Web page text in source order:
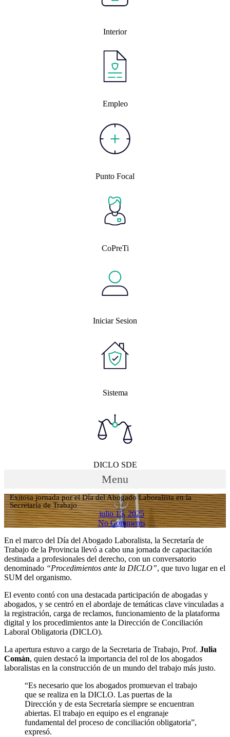
Interior
Empleo
Punto Focal
CoPreTi
Iniciar Sesion
Sistema
DICLO SDE
Menu
Exitosa jornada por el Día del Abogado Laboralista en la
Secretaría de Trabajo
julio 15, 2025
No Comments
En el marco del Día del Abogado Laboralista, la Secretaría de
Trabajo de la Provincia llevó a cabo una jornada de capacitación
destinada a profesionales del derecho, con un conversatorio
denominado “Procedimientos ante la DICLO”, que tuvo lugar en el
SUM del organismo.
El evento contó con una destacada participación de abogadas y
abogados, y se centró en el abordaje de temáticas clave vinculadas a
la registración, carga de reclamos, funcionamiento de la plataforma
digital y los procedimientos ante la Dirección de Conciliación
Laboral Obligatoria (DICLO).
La apertura estuvo a cargo de la Secretaria de Trabajo, Prof. Julia
Comán, quien destacó la importancia del rol de los abogados
laboralistas en la construcción de un mundo del trabajo más justo.
“Es necesario que los abogados promuevan el trabajo
que se realiza en la DICLO. Las puertas de la
Dirección y de esta Secretaría siempre se encuentran
abiertas. El trabajo en equipo es el engranaje
fundamental del proceso de conciliación obligatoria”,
expresó.